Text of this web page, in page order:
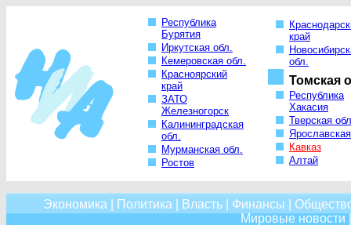
Республика
Бурятия
Иркутская обл.
Кемеровская обл.
Красноярский
край
ЗАТО
Железногорск
Калининградская
обл.
Мурманская обл.
Ростов
край
обл.
Томская
Республика
Хакасия
Тверская
Кавказ
Алтай
Экономика Политика Власть Финансы
Мировые новости